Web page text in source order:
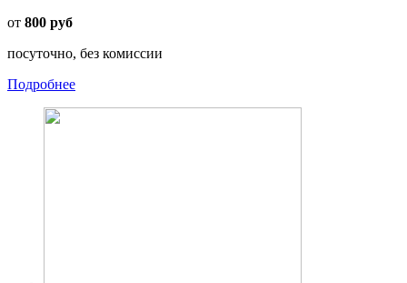
от 800 руб
посуточно, без комиссии
Подробнее